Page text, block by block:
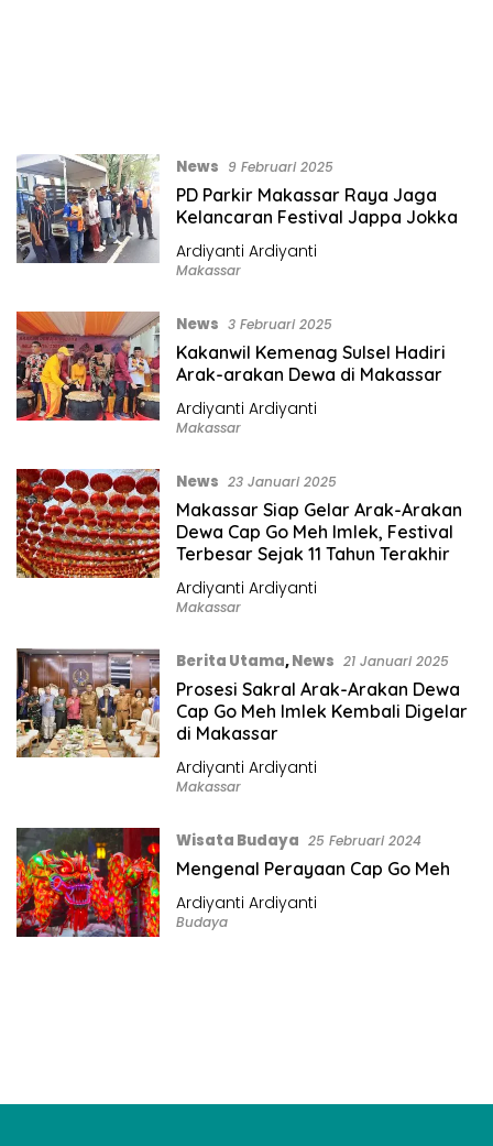
News 9 Februari 2025
PD Parkir Makassar Raya Jaga
Kelancaran Festival Jappa Jokka
Ardiyanti Ardiyanti
Makassar
News 3 Februari 2025
Kakanwil Kemenag Sulsel Hadiri
Arak-arakan Dewa di Makassar
Ardiyanti Ardiyanti
Makassar
News 23 Januari 2025
Makassar Siap Gelar Arak-Arakan
Dewa Cap Go Meh Imlek, Festival
Terbesar Sejak 11 Tahun Terakhir
Ardiyanti Ardiyanti
Makassar
Berita Utama,News 21 Januari 2025
Prosesi Sakral Arak-Arakan Dewa
Cap Go Meh Imlek Kembali Digelar
di Makassar
Ardiyanti Ardiyanti
Makassar
Wisata Budaya 25 Februari 2024
Mengenal Perayaan Cap Go Meh
Ardiyanti Ardiyanti
Budaya